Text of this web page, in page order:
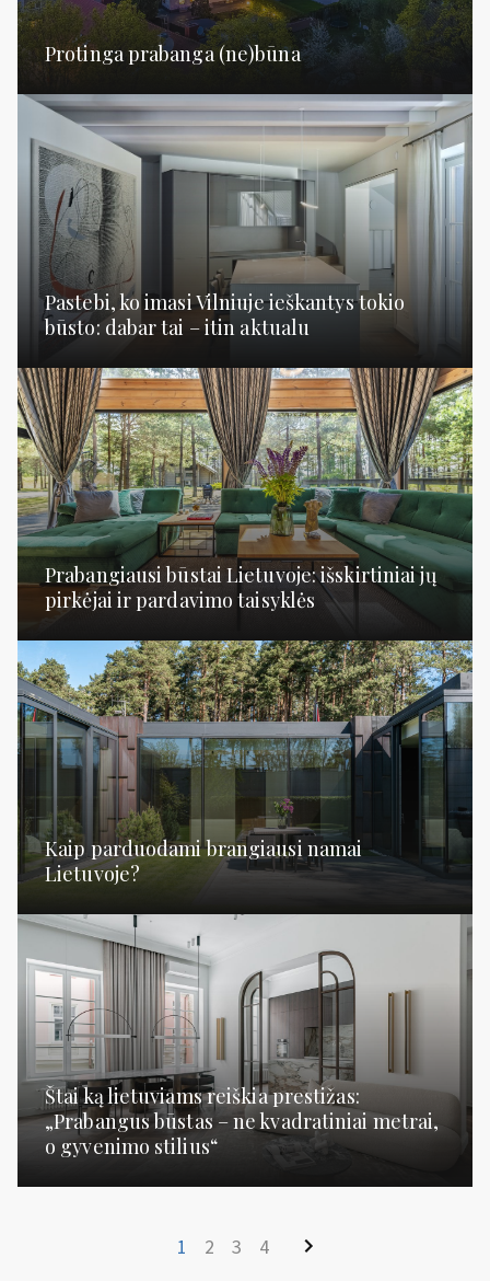
Protinga prabanga (ne)būna
Pastebi, ko imasi Vilniuje ieškantys tokio
būsto: dabar tai – itin aktualu
Prabangiausi būstai Lietuvoje: išskirtiniai jų
pirkėjai ir pardavimo taisyklės
Kaip parduodami brangiausi namai
Lietuvoje?
Štai ką lietuviams reiškia prestižas:
„Prabangus būstas – ne kvadratiniai metrai,
o gyvenimo stilius“
1 2 3 4